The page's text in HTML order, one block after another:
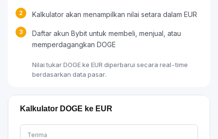
2 Kalkulator akan menampilkan nilai setara dalam EUR
3
Daftar akun Bybit untuk membeli, menjual, atau
memperdagangkan DOGE
Nilai tukar DOGE ke EUR diperbarui secara real-time
berdasarkan data pasar.
Kalkulator DOGE ke EUR
Terima